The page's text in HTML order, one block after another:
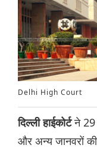
Delhi High Court
दिल्ली हाईकोर्टने 29
और अन्य जानवरों